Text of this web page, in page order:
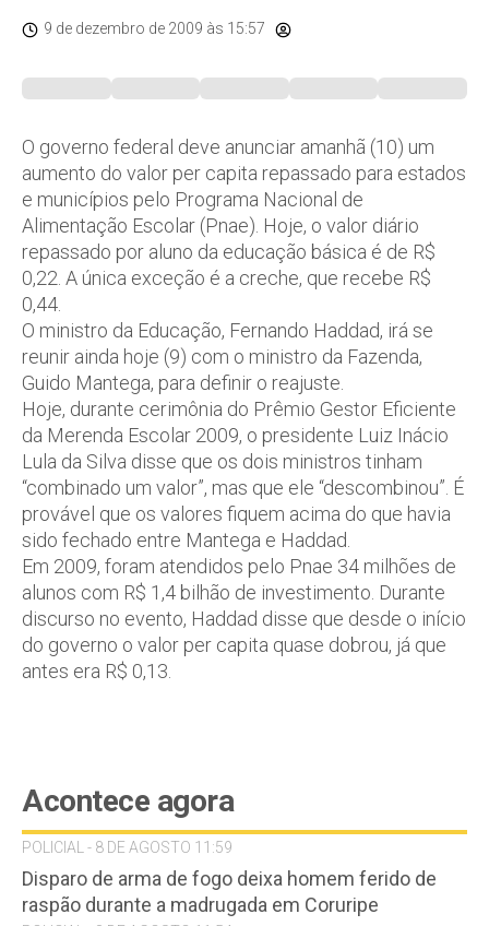
9 de dezembro de 2009 às 15:57
O governo federal deve anunciar amanhã (10) um
aumento do valor per capita repassado para estados
e municípios pelo Programa Nacional de
Alimentação Escolar (Pnae). Hoje, o valor diário
repassado por aluno da educação básica é de R$
0,22. A única exceção é a creche, que recebe R$
0,44.
O ministro da Educação, Fernando Haddad, irá se
reunir ainda hoje (9) com o ministro da Fazenda,
Guido Mantega, para definir o reajuste.
Hoje, durante cerimônia do Prêmio Gestor Eficiente
da Merenda Escolar 2009, o presidente Luiz Inácio
Lula da Silva disse que os dois ministros tinham
“combinado um valor”, mas que ele “descombinou”. É
provável que os valores fiquem acima do que havia
sido fechado entre Mantega e Haddad.
Em 2009, foram atendidos pelo Pnae 34 milhões de
alunos com R$ 1,4 bilhão de investimento. Durante
discurso no evento, Haddad disse que desde o início
do governo o valor per capita quase dobrou, já que
antes era R$ 0,13.
Acontece agora
POLICIAL - 8 DE AGOSTO 11:59
Disparo de arma de fogo deixa homem ferido de
raspão durante a madrugada em Coruripe